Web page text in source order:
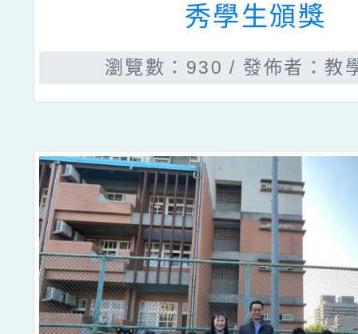
秀學生頒獎
瀏覽數：930 發佈者：教